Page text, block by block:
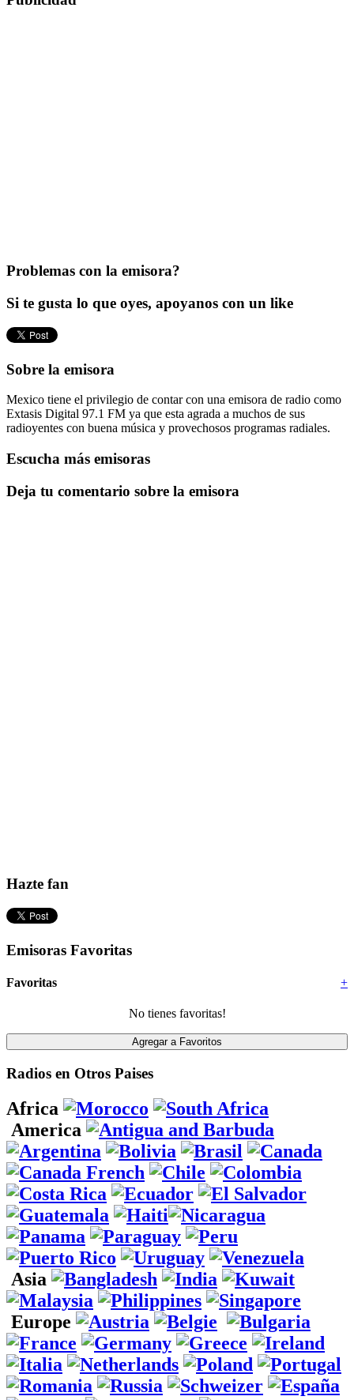
Problemas con la emisora?
Si te gusta lo que oyes, apoyanos con un like
Sobre la emisora
Mexico tiene el privilegio de contar con una emisora de radio como
Extasis Digital 97.1 FM ya que esta agrada a muchos de sus
radioyentes con buena música y provechosos programas radiales.
Escucha más emisoras
Deja tu comentario sobre la emisora
Hazte fan
Emisoras Favoritas
+
Favoritas
No tienes favoritas!
Radios en Otros Paises
Africa
America
Asia
Europe